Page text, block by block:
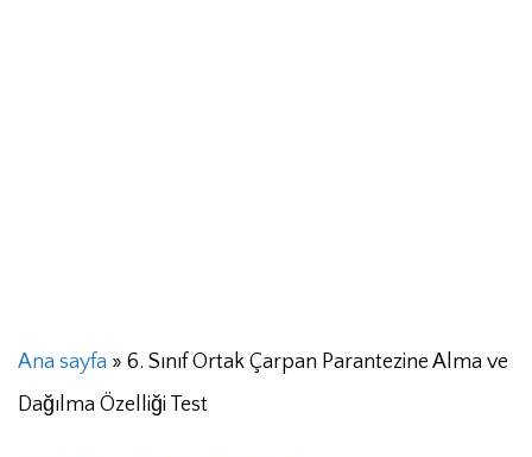
Ana sayfa » 6. Sınıf Ortak Çarpan Parantezine Alma ve
Dağılma Özelliği Test